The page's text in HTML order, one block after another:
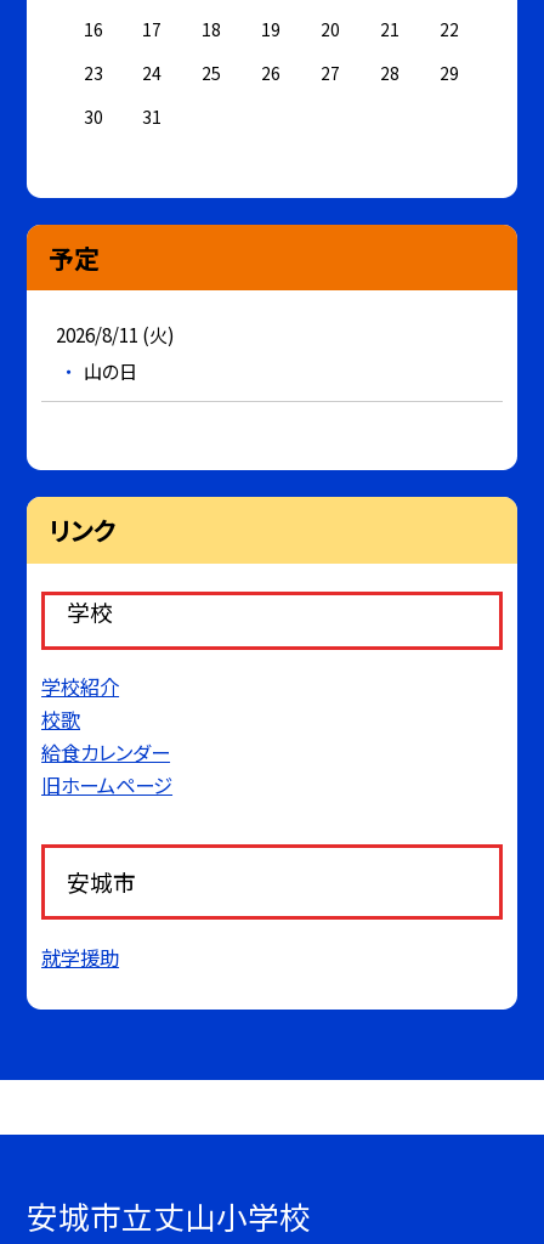
16
17 18 19 20 21
22
23
24 25 26 27 28
29
30
31
予定
2026/8/11 (火)
山の日
リンク
学校
学校紹介
校歌
給食カレンダー
旧ホームページ
安城市
就学援助
安城市立丈山小学校